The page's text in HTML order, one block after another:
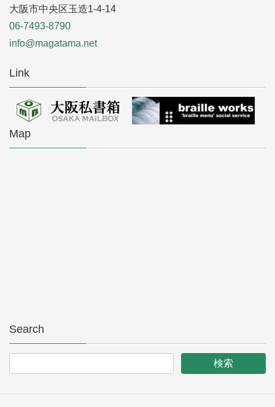
大阪市中央区玉造1-4-14
06-7493-8790
info@magatama.net
Link
Map
Search